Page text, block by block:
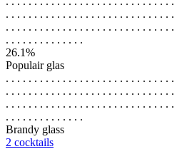
. . . . . . . . . . . . . . . . . . . . . . . . . . . . .
. . . . . . . . . . . . . . . . . . . . . . . . . . . . .
. . . . . . . . . . . . . .
26.1%
Populair glas
. . . . . . . . . . . . . . . . . . . . . . . . . . . . .
. . . . . . . . . . . . . . . . . . . . . . . . . . . . .
. . . . . . . . . . . . . . . . . . . . . . . . . . . . .
. . . . . . . . . . . . . .
Brandy glass
2 cocktails